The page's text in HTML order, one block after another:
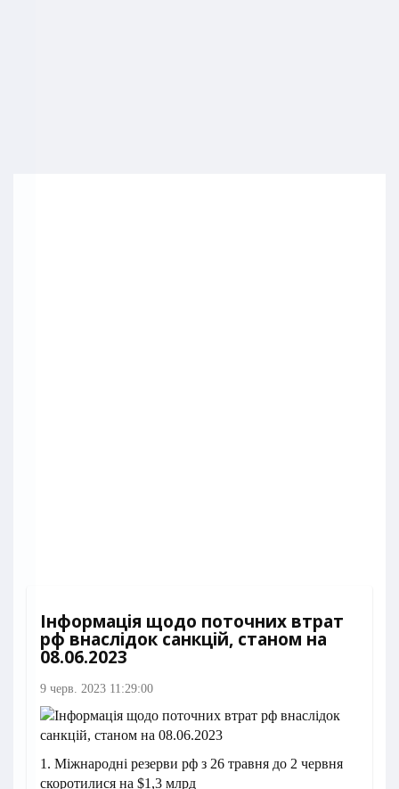
Інформація щодо поточних втрат
рф внаслідок санкцій, станом на
08.06.2023
9 черв. 2023 11:29:00
1. Міжнародні резерви рф з 26 травня до 2 червня
скоротилися на $1,3 млрд